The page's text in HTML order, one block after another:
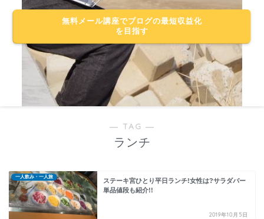
無料メール講座でブログの最短収益化
を目指す
― TAG ―
ランチ
一人飲み・一人旅
ステーキ宮ひとり平日ランチ!女性は?サラダバー
単品値段も紹介!!
2019年10月5日